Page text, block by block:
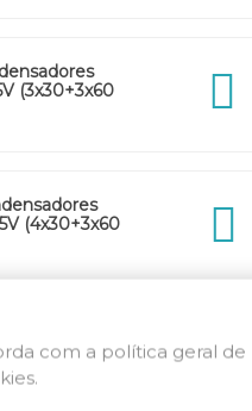
(3x30+3x60
(4x30+3x60
(3x30+4x60
com a política geral de